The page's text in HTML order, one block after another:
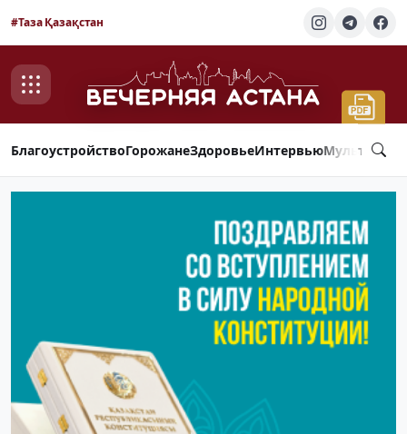
#Таза Қазақстан
БлагоустройствоГорожанеЗдоровьеИнтервью